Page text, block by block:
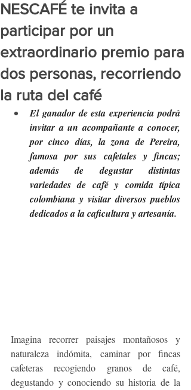
NESCAFÉ te invita a
participar por un
extraordinario premio para
dos personas, recorriendo
la ruta del café
El ganador de esta experiencia podrá
invitar a un acompañante a conocer,
por cinco días, la zona de Pereira,
famosa por sus cafetales y fincas;
además de degustar distintas
variedades de café y comida típica
colombiana y visitar diversos pueblos
dedicados a la caficultura y artesanía.
Imagina recorrer paisajes montañosos y
naturaleza indómita, caminar por fincas
cafeteras recogiendo granos de café,
degustando y conociendo su historia de la